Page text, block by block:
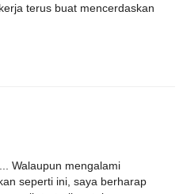
terus buat mencerdaskan
Walaupun mengalami
seperti ini, saya berharap